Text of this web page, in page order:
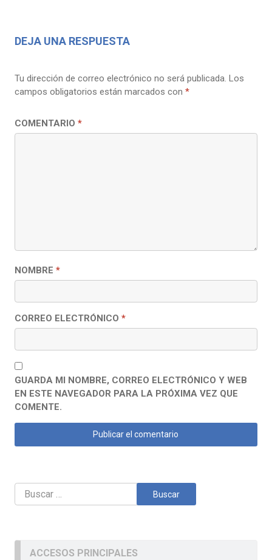
DEJA UNA RESPUESTA
Tu dirección de correo electrónico no será publicada. Los
campos obligatorios están marcados con *
COMENTARIO *
NOMBRE *
CORREO ELECTRÓNICO *
GUARDA MI NOMBRE, CORREO ELECTRÓNICO Y WEB
EN ESTE NAVEGADOR PARA LA PRÓXIMA VEZ QUE
COMENTE.
Buscar:
ACCESOS PRINCIPALES